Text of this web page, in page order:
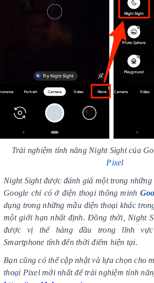
Trải nghiệm tính năng Night Sight của
Pixel
Night Sight được đánh giá một trong
Google chỉ có ở điện thoại thông minh
dụng trong những mẫu điện thoại khác
một giới hạn nhất định. Đồng thời, Night
được vị thế hàng đầu trong lĩnh vực
Smartphone tính đến thời điểm hiện tại.
Bạn cũng có thể cập nhật và lựa chọn cho
thoại Pixel mới nhất để trải nghiệm tính